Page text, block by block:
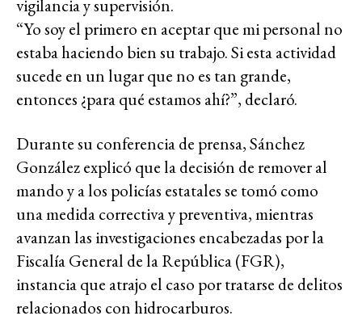
vigilancia y supervisión.
“Yo soy el primero en aceptar que mi personal no
estaba haciendo bien su trabajo. Si esta actividad
sucede en un lugar que no es tan grande,
entonces ¿para qué estamos ahí?”, declaró.
Durante su conferencia de prensa, Sánchez
González explicó que la decisión de remover al
mando y a los policías estatales se tomó como
una medida correctiva y preventiva, mientras
avanzan las investigaciones encabezadas por la
Fiscalía General de la República (FGR),
instancia que atrajo el caso por tratarse de delitos
relacionados con hidrocarburos.